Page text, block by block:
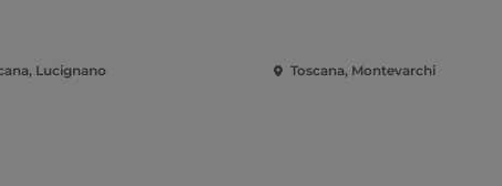
Lucignano Toscana, Montevarchi